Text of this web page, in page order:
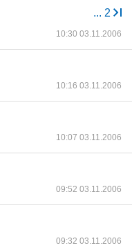
... 2
10:30 03.11.2006
10:16 03.11.2006
10:07 03.11.2006
09:52 03.11.2006
09:32 03.11.2006